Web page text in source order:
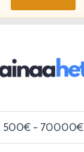
500€ - 70000€